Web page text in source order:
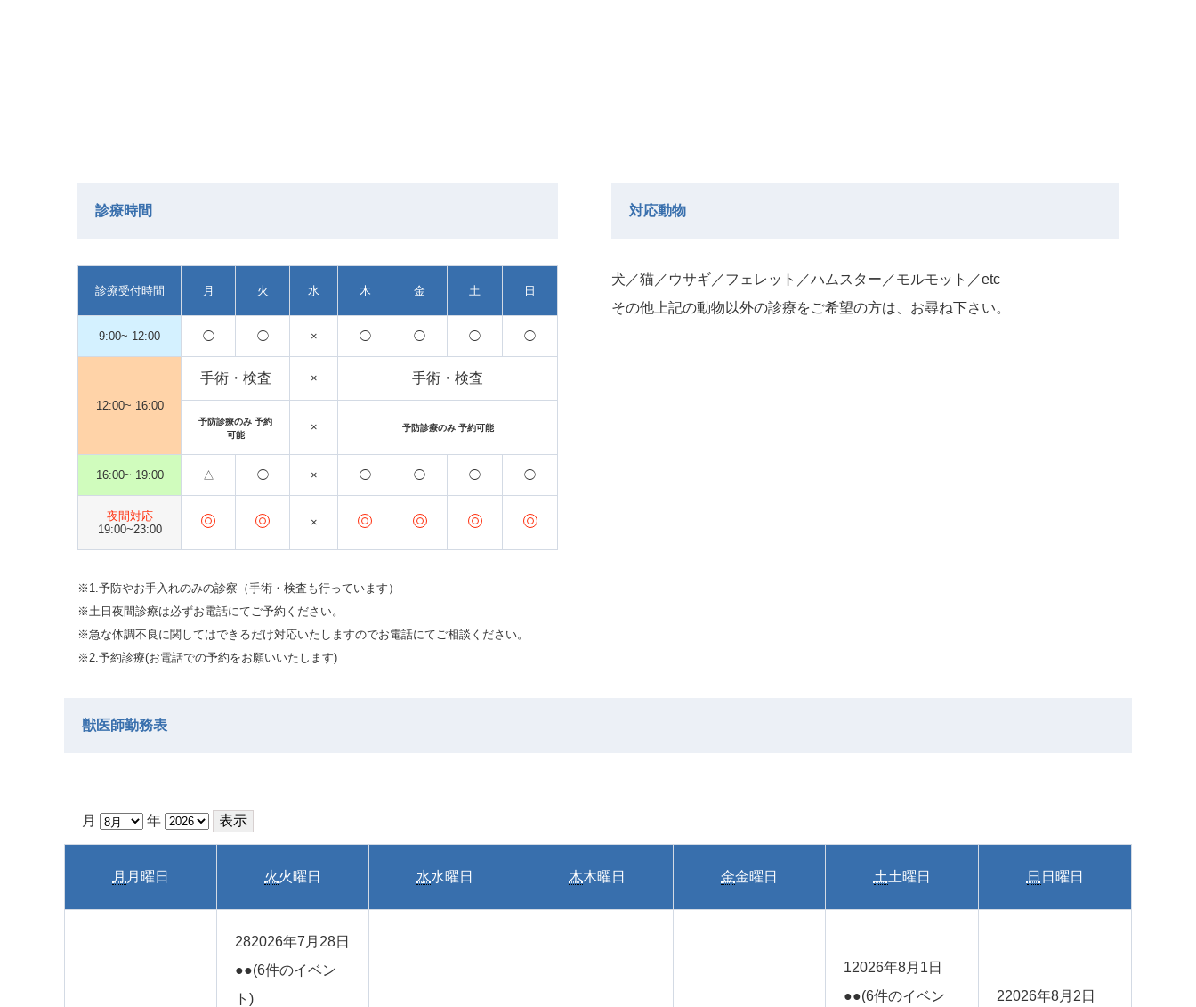
診療時間
診療受付時間 月 火 水 木 金 土 日
9:00~ 12:00 ◯ ◯ × ◯ ◯ ◯ ◯
12:00~ 16:00
手術・検査 × 手術・検査
予防診療のみ 予約
可能
× 予防診療のみ予約可能
16:00~ 19:00 △ ◯ × ◯ ◯ ◯ ◯
夜間対応
19:00~23:00
×
※1.予防やお手入れのみの診察（手術・検査も行っています）
※土日夜間診療は必ずお電話にてご予約ください。
※急な体調不良に関してはできるだけ対応いたしますのでお電話にてご相談ください。
※2.予約診療(お電話での予約をお願いいたします)
対応動物
⽝／猫／ウサギ／フェレット／ハムスター／モルモット／etc
その他上記の動物以外の診療をご希望の⽅は、お尋ね下さい。
獣医師勤務表
月 年
月 月曜日 火火曜日 水水曜日 木木曜日 金金曜日 土土曜日 日 日曜日
282026年7月28日
●●(6件のイベン
ト)
12026年8月1日
●●(6件のイベン
22026年8月2日